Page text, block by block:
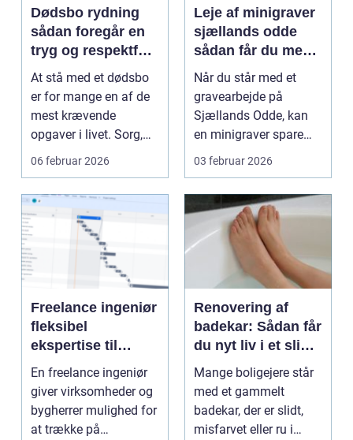
Dødsbo rydning
sådan foregår en
tryg og respektfuld
proces
At stå med et dødsbo
er for mange en af de
mest krævende
opgaver i livet. Sorg,
praktiske gøremål og...
06 februar 2026
Leje af minigraver
sjællands odde
sådan får du mest
ud af din udlejning
Når du står med et
gravearbejde på
Sjællands Odde, kan
en minigraver spare
både tid og kræfter.
03 februar 2026
Freelance ingeniør
fleksibel
ekspertise til
komplekse
projekter
En freelance ingeniør
giver virksomheder og
bygherrer mulighed for
at trække på
Renovering af
badekar: Sådan får
du nyt liv i et slidt
kar
Mange boligejere står
med et gammelt
badekar, der er slidt,
misfarvet eller ru i